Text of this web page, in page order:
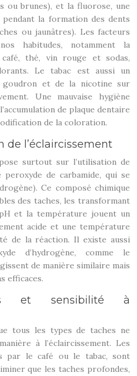
ou brunes), et la fluorose, une
la formation des dents
ou jaunâtres). Les facteurs
habitudes, notamment la
café, thé, vin rouge et sodas,
Le tabac est aussi un
goudron et de la nicotine sur
Une mauvaise hygiène
de plaque dentaire
de la coloration.
de l’éclaircissement
surtout sur l’utilisation de
peroxyde de carbamide, qui se
Ce composé chimique
des taches, les transformant
et la température jouent un
acide et une température
de la réaction. Il existe aussi
d’hydrogène, comme le
de manière similaire mais
efficaces.
et sensibilité à
tous les types de taches ne
à l’éclaircissement. Les
par le café ou le tabac, sont
que les taches profondes,